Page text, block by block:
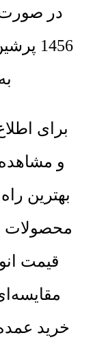
در صورت
1456
برای
و
بهترین
محصولات
قیمت
خرید